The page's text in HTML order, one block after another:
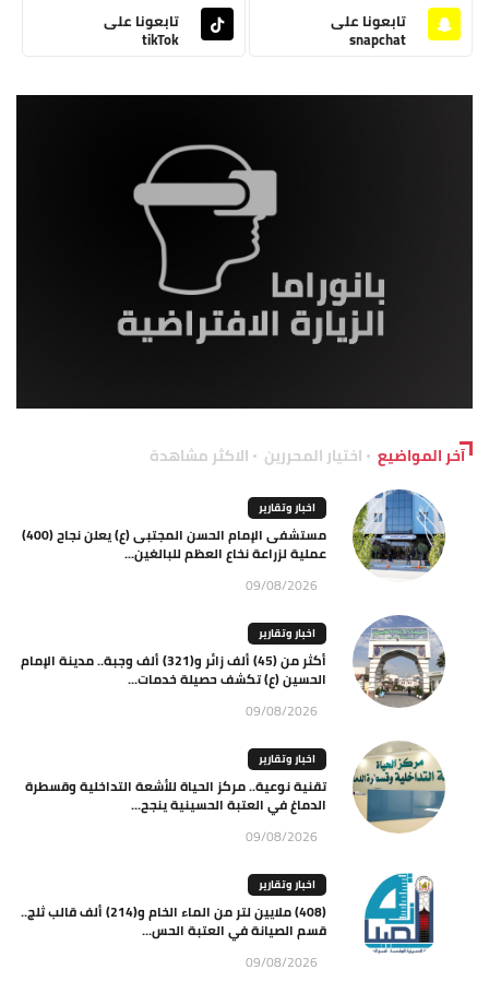
تابعونا على
snapchat
تابعونا على
tikTok
آخر المواضيع اختيار المحررين الاكثر مشاهدة
اخبار وتقارير
مستشفى الإمام الحسن المجتبى (ع) يعلن نجاح (400)
عملية لزراعة نخاع العظم للبالغين...
09/08/2026
اخبار وتقارير
أكثر من (45) ألف زائر و(321) ألف وجبة.. مدينة الإمام
الحسين (ع) تكشف حصيلة خدمات...
09/08/2026
اخبار وتقارير
تقنية نوعية.. مركز الحياة للأشعة التداخلية وقسطرة
الدماغ في العتبة الحسينية ينجح...
09/08/2026
اخبار وتقارير
(408) ملايين لتر من الماء الخام و(214) ألف قالب ثلج..
قسم الصيانة في العتبة الحس...
09/08/2026